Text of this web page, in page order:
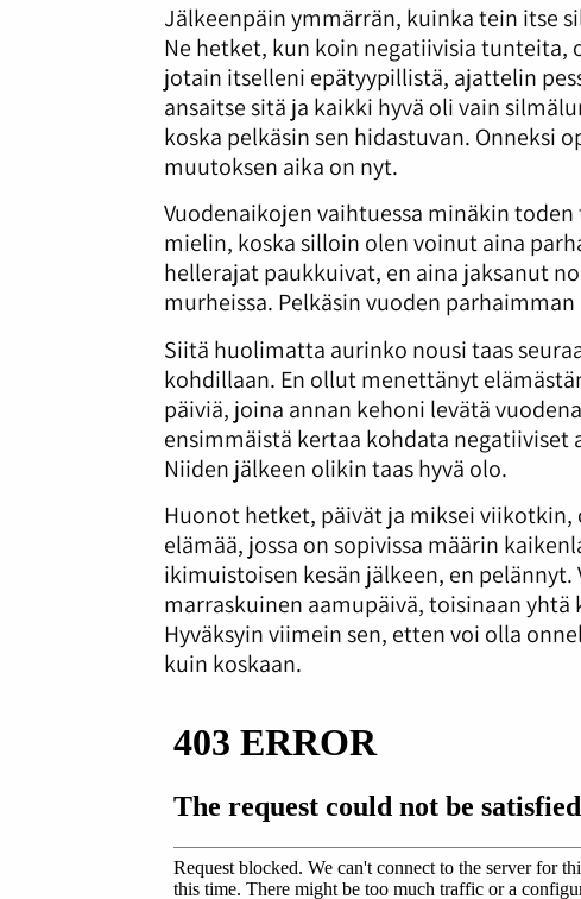
Jälkeenpäin ymmärrän, kuinka tein itse
Ne hetket, kun koin negatiivisia tunteita,
jotain itselleni epätyypillistä, ajattelin
ansaitse sitä ja kaikki hyvä oli vain
koska pelkäsin sen hidastuvan. Onneksi
muutoksen aika on nyt.
Vuodenaikojen vaihtuessa minäkin
mielin, koska silloin olen voinut aina
hellerajat paukkuivat, en aina jaksanut
murheissa. Pelkäsin vuoden
Siitä huolimatta aurinko nousi taas
kohdillaan. En ollut menettänyt
päiviä, joina annan kehoni levätä
ensimmäistä kertaa kohdata
Niiden jälkeen olikin taas hyvä olo.
Huonot hetket, päivät ja miksei viikotkin,
elämää, jossa on sopivissa määrin
ikimuistoisen kesän jälkeen, en
marraskuinen aamupäivä, toisinaan
Hyväksyin viimein sen, etten voi olla
kuin koskaan.